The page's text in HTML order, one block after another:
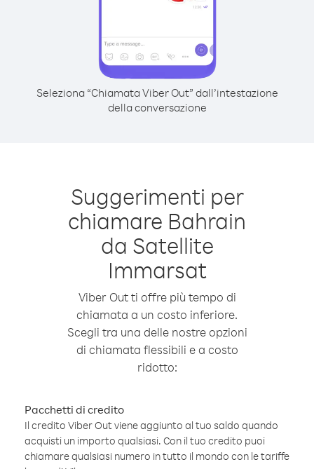
Seleziona “Chiamata Viber Out” dall’intestazione
della conversazione
Suggerimenti per
chiamare Bahrain
da Satellite
Immarsat
Viber Out ti offre più tempo di
chiamata a un costo inferiore.
Scegli tra una delle nostre opzioni
di chiamata flessibili e a costo
ridotto:
Pacchetti di credito
Il credito Viber Out viene aggiunto al tuo saldo quando
acquisti un importo qualsiasi. Con il tuo credito puoi
chiamare qualsiasi numero in tutto il mondo con le tariffe